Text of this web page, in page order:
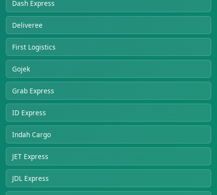
Dash Express
Deliveree
First Logistics
Gojek
Grab Express
ID Express
Indah Cargo
JET Express
JDL Express